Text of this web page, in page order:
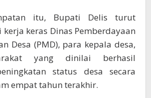
itu, Bupati Delis turut
kerja keras Dinas Pemberdayaan
Desa (PMD), para kepala desa,
yang dinilai berhasil
status desa secara
empat tahun terakhir.